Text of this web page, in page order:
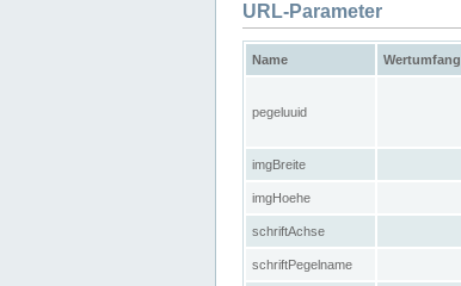
URL-Parameter
Name Wertumfang
pegeluuid
imgBreite
imgHoehe
schriftAchse
schriftPegelname